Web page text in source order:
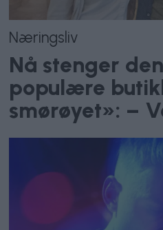
Næringsliv
Nå stenger
populære
smørøyet»: –